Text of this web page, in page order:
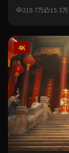
210.7万 15.3万
4K